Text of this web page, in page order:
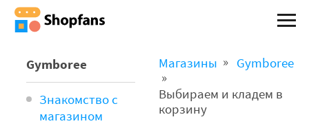
Gymboree
Знакомство с
магазином
Магазины
Gymboree
Выбираем и кладем в
корзину